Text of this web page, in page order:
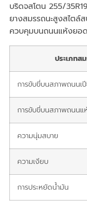
บริดจสโตน 255/
ยางสมรรถนะสูงสไต
ควบคุมบนถนนแห้งยอ
ประเภทส
การขับขี่บนสภาพถนนเ
การขับขี่บนสภาพถนนแ
ความนุ่มสบาย
ความเงียบ
การประหยัดน้ำมัน